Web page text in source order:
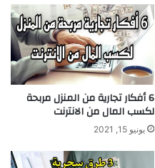
6 أفكار تجارية من المنزل مربحة
لكسب المال من الانترنت
يونيو 15, 2021